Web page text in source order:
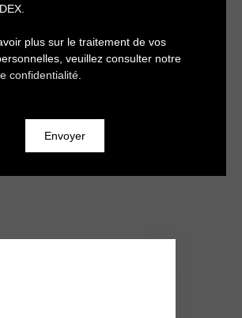
plus sur le traitement de vos
veuillez consulter notre
confidentialité.
Envoyer